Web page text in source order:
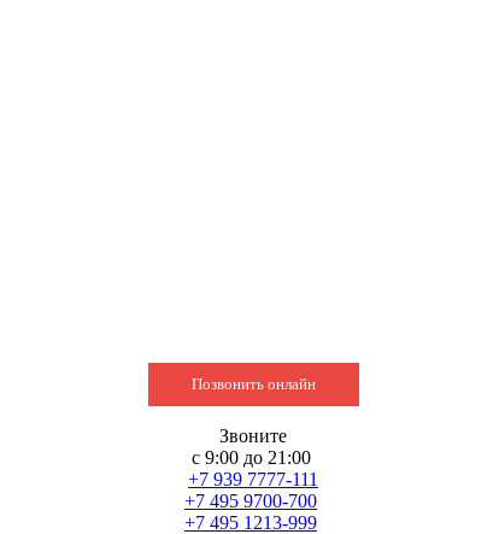
Позвонить онлайн
Звоните
с 9:00 до 21:00
+7 939 7777-111
+7 495 9700-700
+7 495 1213-999